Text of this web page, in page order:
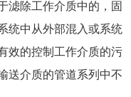
滤除工作介质中的，固
统中从外部混入或系统
效的控制工作介质的污
送介质的管道系列中不